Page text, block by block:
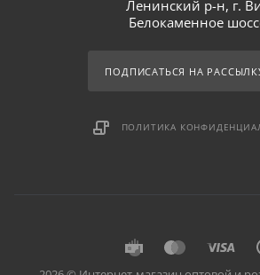
Ленинский р-н, г.
Белокаменное
ПОДПИСАТЬСЯ НА
ПОЛИТИКА